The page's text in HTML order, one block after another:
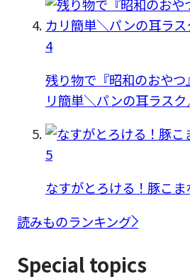
4
残り物で『昭和のおや
リ簡単＼パンの耳ラスク
5
なすがとろける！豚こ
読みものランキング
Special topics